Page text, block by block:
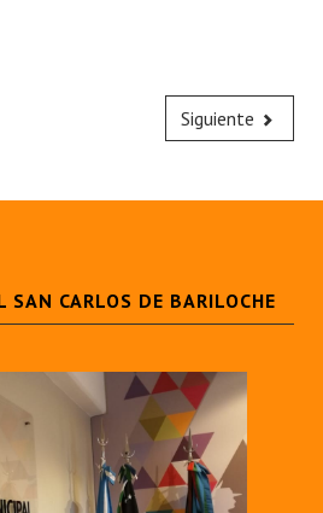
Siguiente
SAN CARLOS DE BARILOCHE